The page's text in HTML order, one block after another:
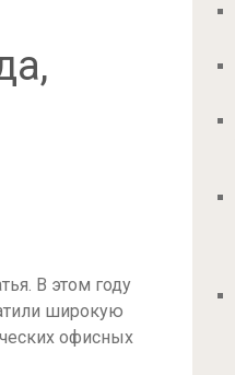
В этом году
широкую
офисных